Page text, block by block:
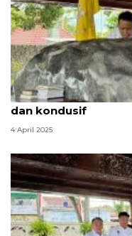
Menko Polkam
dan kondusif
4 April 2025